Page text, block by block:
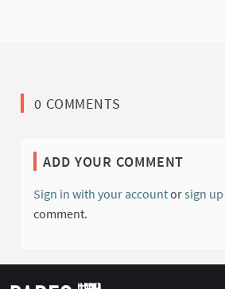
0 COMMENTS
ADD YOUR COMMENT
Sign in with your accountorsign up
comment.